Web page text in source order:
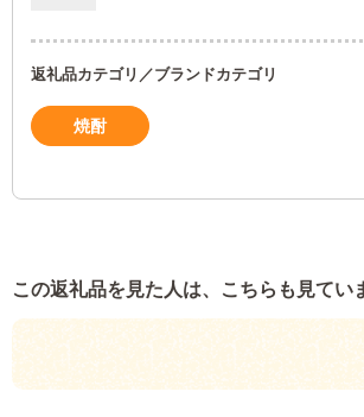
返礼品カテゴリ／ブランドカテゴリ
焼酎
この返礼品を見た人は、こちらも見てい